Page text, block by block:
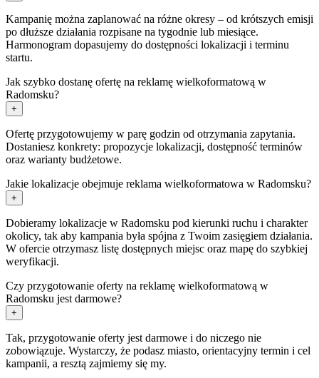
Kampanię można zaplanować na różne okresy – od krótszych emisji
po dłuższe działania rozpisane na tygodnie lub miesiące.
Harmonogram dopasujemy do dostępności lokalizacji i terminu
startu.
Jak szybko dostanę ofertę na reklamę wielkoformatową w
Radomsku?
+
Ofertę przygotowujemy w parę godzin od otrzymania zapytania.
Dostaniesz konkrety: propozycje lokalizacji, dostępność terminów
oraz warianty budżetowe.
Jakie lokalizacje obejmuje reklama wielkoformatowa w Radomsku?
+
Dobieramy lokalizacje w Radomsku pod kierunki ruchu i charakter
okolicy, tak aby kampania była spójna z Twoim zasięgiem działania.
W ofercie otrzymasz listę dostępnych miejsc oraz mapę do szybkiej
weryfikacji.
Czy przygotowanie oferty na reklamę wielkoformatową w
Radomsku jest darmowe?
+
Tak, przygotowanie oferty jest darmowe i do niczego nie
zobowiązuje. Wystarczy, że podasz miasto, orientacyjny termin i cel
kampanii, a resztą zajmiemy się my.